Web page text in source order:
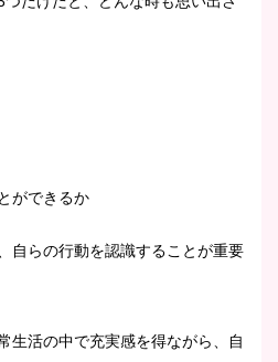
ができるか
自らの行動を認識することが重要
生活の中で充実感を得ながら、自